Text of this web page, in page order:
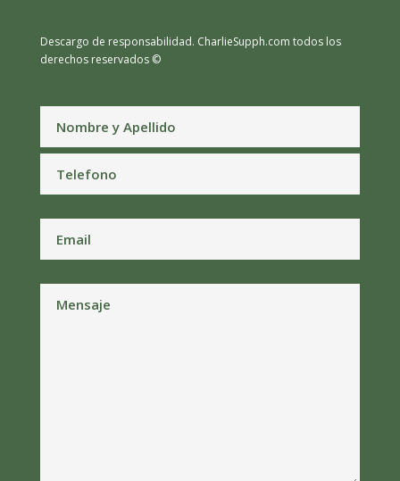
Descargo de responsabilidad. CharlieSupph.com todos los
derechos reservados ©